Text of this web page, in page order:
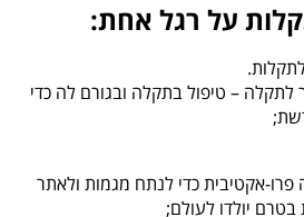
על רגל אחת:
לתקלות.
– טיפול בתקלה ובגורם לה כדי
פרו-אקטיבית כדי לנתח מגמות ולאתר
בטרם יולדו לעולם;